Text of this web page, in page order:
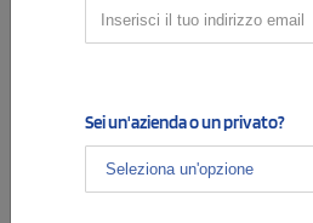
INSERIRE
Indica il colore di stampa desiderato, e il
eventualmente aggiungere alla stampa.
Sei un'azienda o un privato?